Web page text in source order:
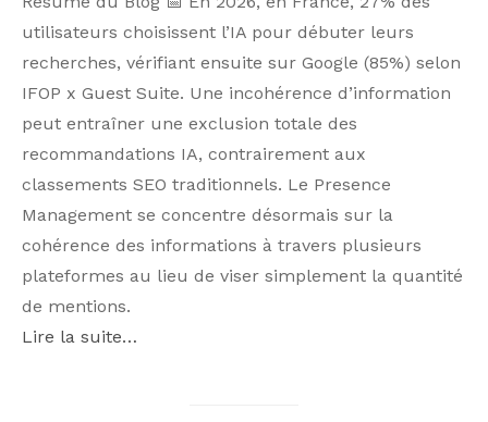
utilisateurs choisissent l’IA pour débuter leurs
recherches, vérifiant ensuite sur Google (85%) selon
IFOP x Guest Suite. Une incohérence d’information
peut entraîner une exclusion totale des
recommandations IA, contrairement aux
classements SEO traditionnels. Le Presence
Management se concentre désormais sur la
cohérence des informations à travers plusieurs
plateformes au lieu de viser simplement la quantité
de mentions.
Lire la suite…